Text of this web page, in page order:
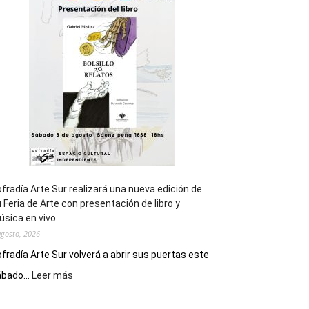
general
de
los
Juegos
Epade
2027
Arte Sur realizará una nueva edición de
Feria de Arte con presentación de libro y
en vivo
2026
Arte Sur volverá a abrir sus puertas este
Leer más